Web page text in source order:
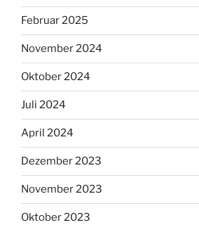
Februar 2025
November 2024
Oktober 2024
Juli 2024
April 2024
Dezember 2023
November 2023
Oktober 2023